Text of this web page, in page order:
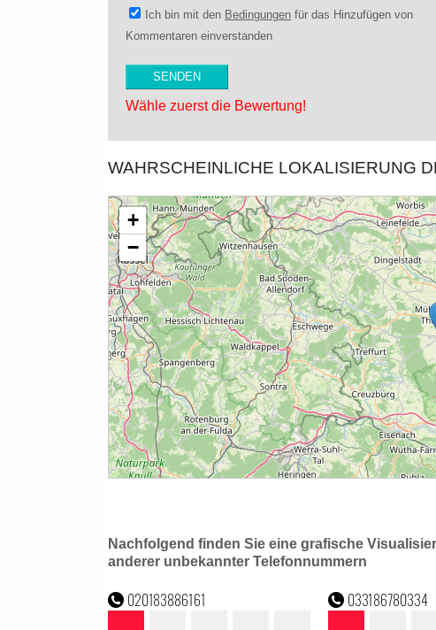
Ich bin mit den Bedingungen für das Hinzufügen von
Kommentaren einverstanden
Wähle zuerst die Bewertung!
WAHRSCHEINLICHE LOKALISIERUNG
Nachfolgend finden Sie eine grafische
anderer unbekannter Telefonnummern